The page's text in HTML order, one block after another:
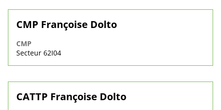
CMP Françoise Dolto
CMP
Secteur 62I04
CATTP Françoise Dolto